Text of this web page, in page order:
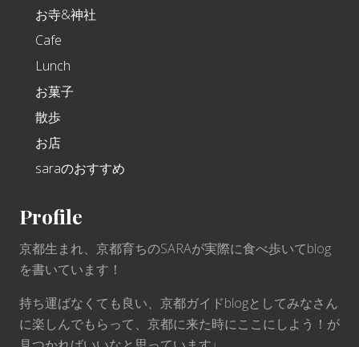
お寺&神社
Cafe
Lunch
お菓子
散歩
お店
saraのおすすめ
Profile
京都生まれ、京都育ちのSARAが実際に食べ歩いてblog
を書いています！
持ち運ばなくても良い、京都ガイドblogとしてみなさん
に楽しんでもらって、京都に来た時にここにしよう！が